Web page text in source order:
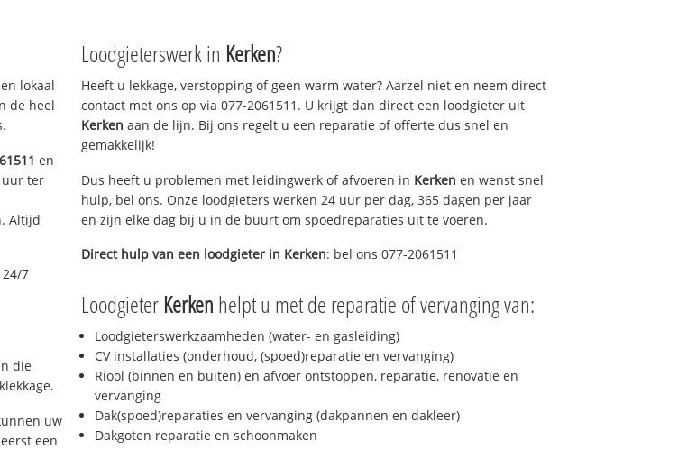
lokaal
de heel
en
uur ter
Altijd
7
die
uw
een
Loodgieterswerk in Kerken?
Heeft u lekkage, verstopping of geen warm water? Aarzel niet en neem direct
contact met ons op via 077-2061511. U krijgt dan direct een loodgieter uit
Kerken aan de lijn. Bij ons regelt u een reparatie of offerte dus snel en
gemakkelijk!
Dus heeft u problemen met leidingwerk of afvoeren in Kerken en wenst snel
hulp, bel ons. Onze loodgieters werken 24 uur per dag, 365 dagen per jaar
en zijn elke dag bij u in de buurt om spoedreparaties uit te voeren.
Direct hulp van een loodgieter in Kerken: bel ons 077-2061511
Loodgieter Kerken helpt u met de reparatie of vervanging van:
Loodgieterswerkzaamheden (water- en gasleiding)
CV installaties (onderhoud, (spoed)reparatie en vervanging)
Riool (binnen en buiten) en afvoer ontstoppen, reparatie, renovatie en
vervanging
Dak(spoed)reparaties en vervanging (dakpannen en dakleer)
Dakgoten reparatie en schoonmaken